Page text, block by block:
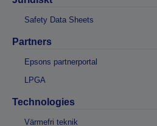
Safety Data Sheets
Partners
Epsons partnerportal
LPGA
Technologies
Värmefri teknik